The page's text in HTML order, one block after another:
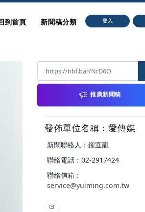
到首頁 新聞稿分類 登入
推廣新聞稿
發佈單位名稱：愛傳媒
新聞聯絡人：鍾宜龍
聯絡電話：02-2917424
聯絡信箱：
service@yuiming.com.tw